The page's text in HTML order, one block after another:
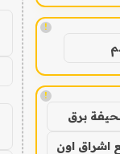
!
!
برق
اشراق اون